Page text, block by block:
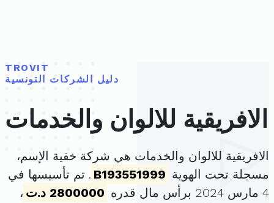
TROVIT
دليل الشركات التونسية
الافريقية للالوان والخدمات
الافريقية للالوان والخدمات هي شركة خفية الإسم،
مسجلة تحت الهوية B193551999 . تم تأسيسها في
4 مارس 2024 برأس مال قدره
2800000 د.ت
،